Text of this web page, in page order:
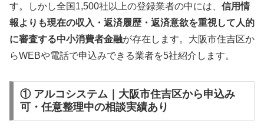
す。しかし全国1,500社以上の登録業者の中には、 信用情
報よりも現在の収入・返済履歴・返済意欲を重視して人的
に審査する中小消費者金融が存在します。大阪市住吉区か
らWEBや電話で申込みできる業者を5社紹介します。
① アルコシステム｜大阪市住吉区から申込み
可・任意整理中の相談実績あり